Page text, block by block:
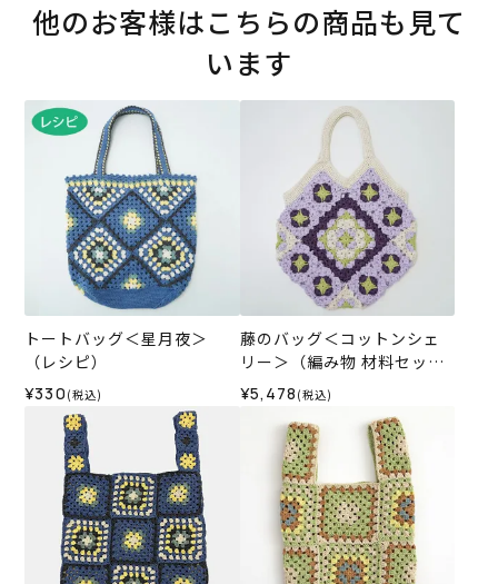
他のお客様はこちらの商品も見て
います
トートバッグ＜星月夜＞
（レシピ）
¥330 (税込)
藤のバッグ＜コットンシェ
リー＞（編み物 材料セッ
ト）
¥5,478 (税込)